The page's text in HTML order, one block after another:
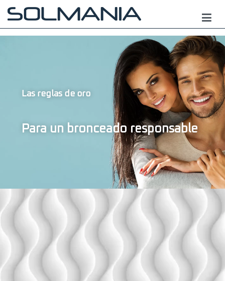
Las reglas de oro
Para un bronceado responsable